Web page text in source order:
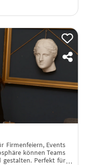
Firmenfeiern, Events
können Teams
gestalten. Perfekt für